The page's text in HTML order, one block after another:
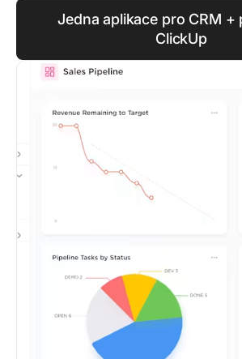
Jedna aplikace pro CRM +
ClickUp